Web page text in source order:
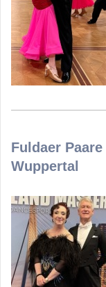
Fuldaer
Wuppertal